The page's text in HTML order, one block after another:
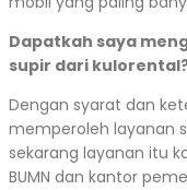
Dapatkah saya
supir dari
Dengan syarat dan
memperoleh layanan
sekarang layanan itu
BUMN dan kantor